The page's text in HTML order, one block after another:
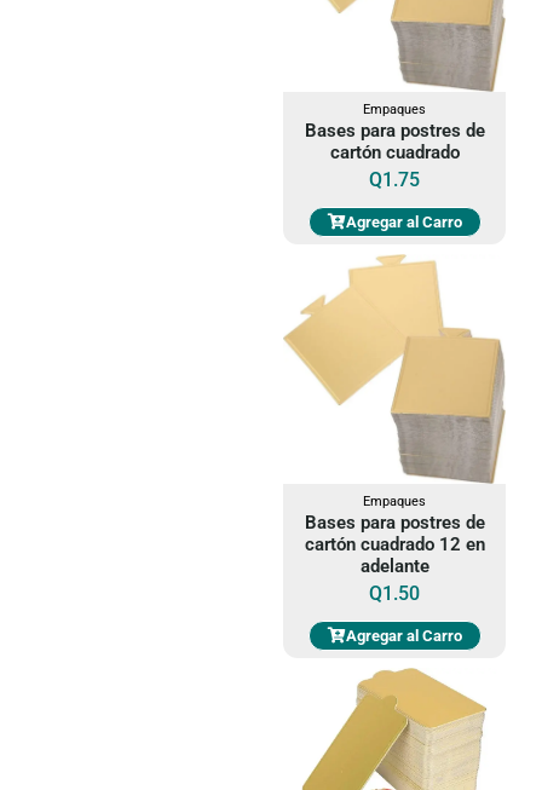
Empaques
Bases para postres de
cartón cuadrado
Q1.75
Agregar al Carro
Empaques
Bases para postres de
cartón cuadrado 12 en
adelante
Q1.50
Agregar al Carro